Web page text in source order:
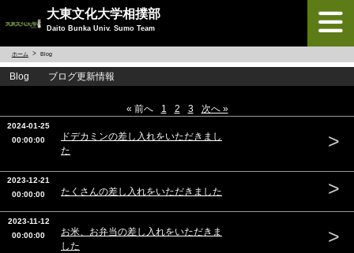
大東文化大学相撲部
Daito Bunka Univ. Sumo Team
ホーム Blog
Blog ブログ更新情報
« 前へ 1 2 3 次へ »
2024-01-25
00:00:00
ドデカミンの差し入れをいただきまし
た
>
2023-12-21
00:00:00
たくさんの差し入れをいただきました >
2023-11-12
00:00:00
お米、お弁当の差し入れをいただきま
した
>